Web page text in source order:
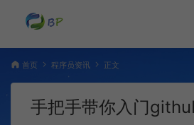
首页 程序员资讯 正文
手把手带你入门